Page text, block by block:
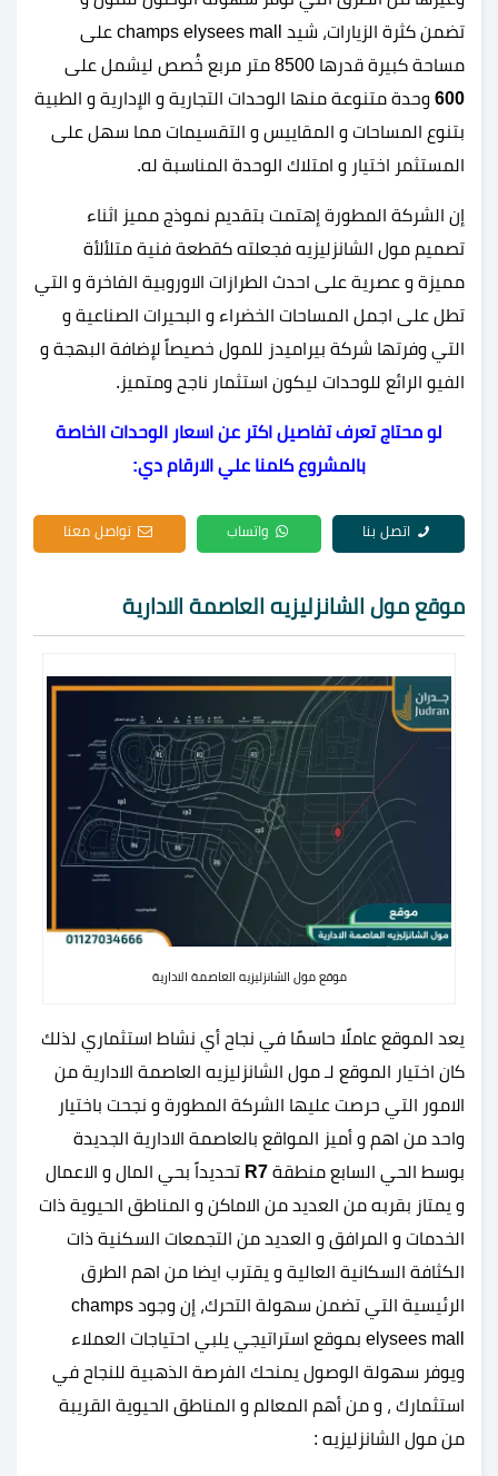
تضمن كثرة الزيارات، شيد champs elysees mall على
مساحة كبيرة قدرها 8500 متر مربع خُصص ليشمل على
600 وحدة متنوعة منها الوحدات التجارية و الإدارية و الطبية
بتنوع المساحات و المقاييس و التقسيمات مما سهل على
المستثمر اختيار و امتلاك الوحدة المناسبة له.
إن الشركة المطورة إهتمت بتقديم نموذج مميز اثناء
تصميم مول الشانزليزيه فجعلته كقطعة فنية متلألأة
مميزة و عصرية على احدث الطرازات الاوروبية الفاخرة و التي
تطل على اجمل المساحات الخضراء و البحيرات الصناعية و
التي وفرتها شركة بيراميدز للمول خصيصاً لإضافة البهجة و
الفيو الرائع للوحدات ليكون استثمار ناجح ومتميز.
لو محتاج تعرف تفاصيل اكتر عن اسعار الوحدات الخاصة
بالمشروع كلمنا علي الارقام دي:
اتصل بنا واتساب تواصل معنا
موقع مول الشانزليزيه العاصمة الادارية
موقع مول الشانزليزيه العاصمة الادارية
يعد الموقع عاملًا حاسمًا في نجاح أي نشاط استثماري لذلك
كان اختيار الموقع لـ مول الشانزليزيه العاصمة الادارية من
الامور التي حرصت عليها الشركة المطورة و نجحت باختيار
واحد من اهم و أميز المواقع بالعاصمة الادارية الجديدة
بوسط الحي السابع منطقة R7 تحديداً بحي المال و الاعمال
و يمتاز بقربه من العديد من الاماكن و المناطق الحيوية ذات
الخدمات و المرافق و العديد من التجمعات السكنية ذات
الكثافة السكانية العالية و يقترب ايضا من اهم الطرق
الرئيسية التي تضمن سهولة التحرك، إن وجود champs
elysees mall بموقع استراتيجي يلبي احتياجات العملاء
ويوفر سهولة الوصول يمنحك الفرصة الذهبية للنجاح في
استثمارك ، و من أهم المعالم و المناطق الحيوية القريبة
من مول الشانزليزيه :